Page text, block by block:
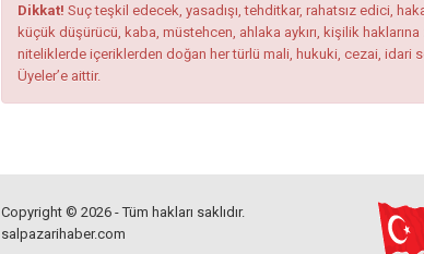
Dikkat! Suç teşkil edecek, yasadışı, tehditkar, rahatsız edici,
küçük düşürücü, kaba, müstehcen, ahlaka aykırı, kişilik
niteliklerde içeriklerden doğan her türlü mali, hukuki, cezai, idari
Üyeler’e aittir.
Copyright © 2026 - Tüm hakları saklıdır.
salpazarihaber.com